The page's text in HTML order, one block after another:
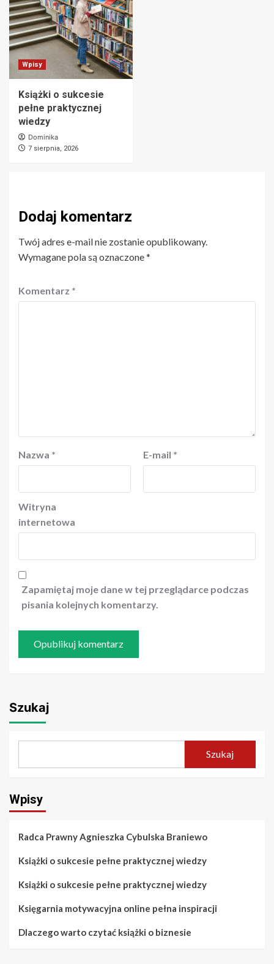
Wpisy
Książki o sukcesie
pełne praktycznej
wiedzy
Dominika
7 sierpnia, 2026
Dodaj komentarz
Twój adres e-mail nie zostanie opublikowany.
Wymagane pola są oznaczone*
Komentarz *
Nazwa * E-mail *
Witryna
internetowa
Zapamiętaj moje dane w tej przeglądarce podczas
pisania kolejnych komentarzy.
Szukaj
Szukaj
Wpisy
Radca Prawny Agnieszka Cybulska Braniewo
Książki o sukcesie pełne praktycznej wiedzy
Książki o sukcesie pełne praktycznej wiedzy
Księgarnia motywacyjna online pełna inspiracji
Dlaczego warto czytać książki o biznesie